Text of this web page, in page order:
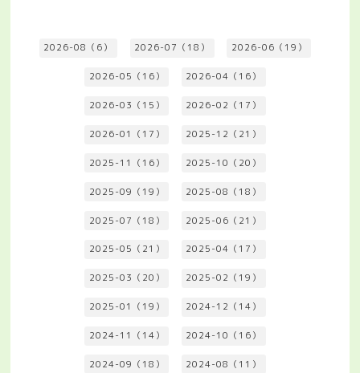
2026-08（6） 2026-07（18） 2026-06（19）
2026-05（16） 2026-04（16）
2026-03（15） 2026-02（17）
2026-01（17） 2025-12（21）
2025-11（16） 2025-10（20）
2025-09（19） 2025-08（18）
2025-07（18） 2025-06（21）
2025-05（21） 2025-04（17）
2025-03（20） 2025-02（19）
2025-01（19） 2024-12（14）
2024-11（14） 2024-10（16）
2024-09（18） 2024-08（11）